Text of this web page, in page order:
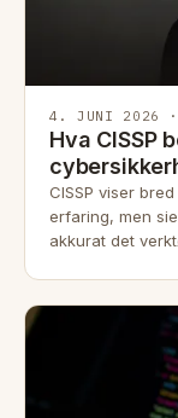
4. JUNI 2026 ·
Hva CISSP
CISSP viser
erfaring, men
akkurat det